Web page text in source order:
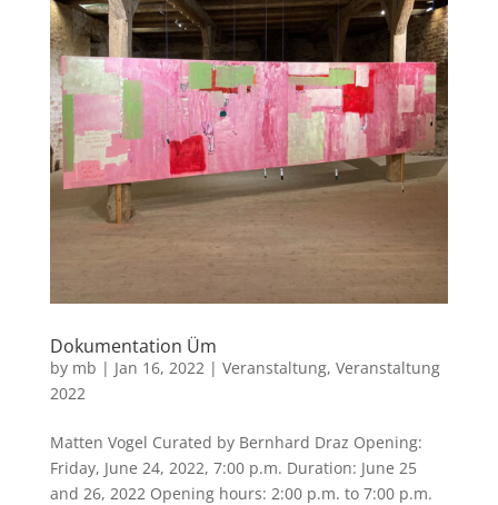
Dokumentation Üm
by mb | Jan 16, 2022 | Veranstaltung, Veranstaltung
2022
Matten Vogel Curated by Bernhard Draz Opening:
Friday, June 24, 2022, 7:00 p.m. Duration: June 25
and 26, 2022 Opening hours: 2:00 p.m. to 7:00 p.m.